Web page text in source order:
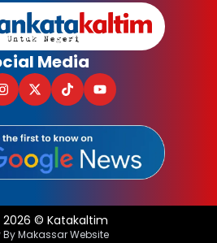
Media
2026 © Katakaltim
By Makassar Website